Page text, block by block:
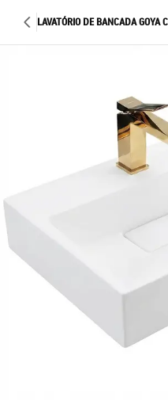
LAVATÓRIO DE BANCADA GOYA